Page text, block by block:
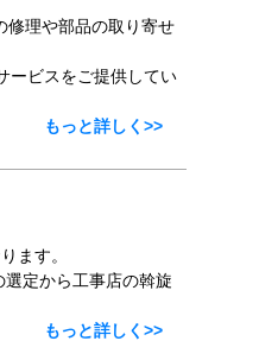
修理や部品の取り寄せ
ービスをご提供してい
もっと詳しく>>
ます。
定から工事店の斡旋
もっと詳しく>>